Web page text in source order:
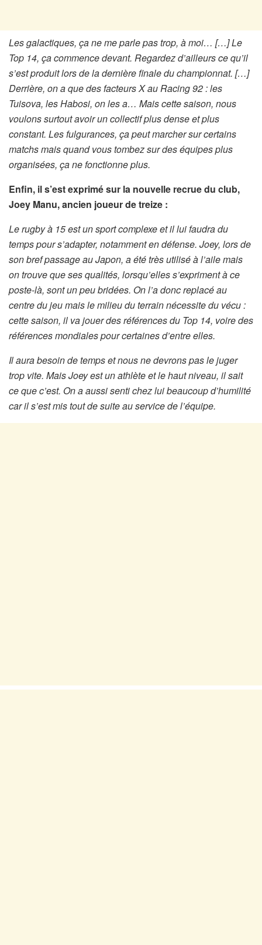
Les galactiques, ça ne me parle pas trop, à moi… […] Le
Top 14, ça commence devant. Regardez d’ailleurs ce qu’il
s’est produit lors de la dernière finale du championnat. […]
Derrière, on a que des facteurs X au Racing 92 : les
Tuisova, les Habosi, on les a… Mais cette saison, nous
voulons surtout avoir un collectif plus dense et plus
constant. Les fulgurances, ça peut marcher sur certains
matchs mais quand vous tombez sur des équipes plus
organisées, ça ne fonctionne plus.
Enfin, il s’est exprimé sur la nouvelle recrue du club,
Joey Manu, ancien joueur de treize :
Le rugby à 15 est un sport complexe et il lui faudra du
temps pour s’adapter, notamment en défense. Joey, lors de
son bref passage au Japon, a été très utilisé à l’aile mais
on trouve que ses qualités, lorsqu’elles s’expriment à ce
poste-là, sont un peu bridées. On l’a donc replacé au
centre du jeu mais le milieu du terrain nécessite du vécu :
cette saison, il va jouer des références du Top 14, voire des
références mondiales pour certaines d’entre elles.
Il aura besoin de temps et nous ne devrons pas le juger
trop vite. Mais Joey est un athlète et le haut niveau, il sait
ce que c’est. On a aussi senti chez lui beaucoup d’humilité
car il s’est mis tout de suite au service de l’équipe.